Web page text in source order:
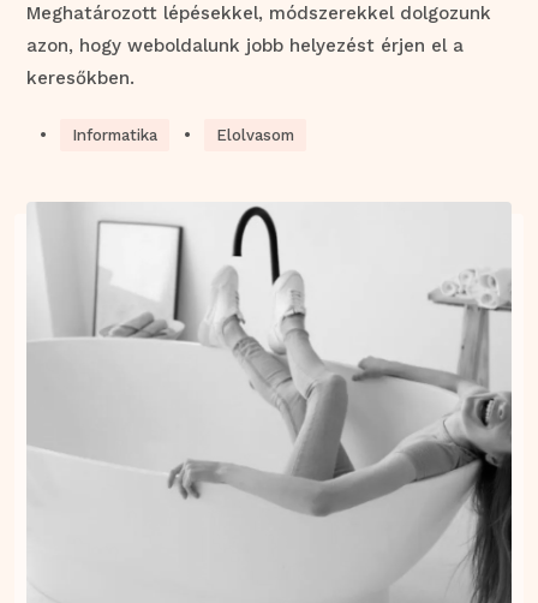
Meghatározott lépésekkel, módszerekkel dolgozunk
azon, hogy weboldalunk jobb helyezést érjen el a
keresőkben.
• Informatika • Elolvasom